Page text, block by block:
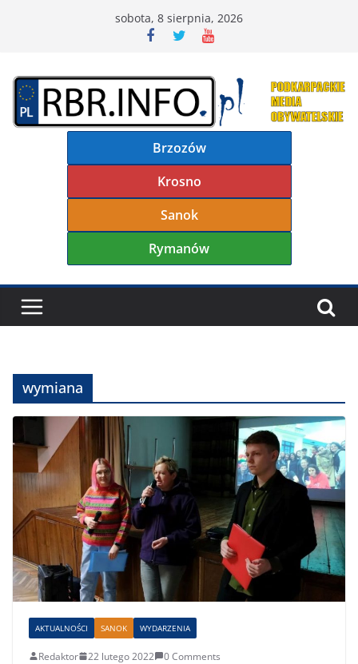
sobota, 8 sierpnia, 2026
Brzozów
Krosno
Sanok
Rymanów
wymiana
AKTUALNOŚCI SANOK WYDARZENIA
Redaktor 22 lutego 2022
0 Comments